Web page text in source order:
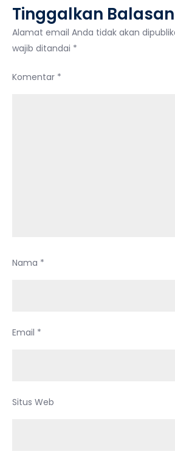
Tinggalkan Balasan
Alamat email Anda tidak akan
wajib ditandai *
Komentar *
Nama *
Email *
Situs Web